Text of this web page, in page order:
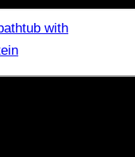
with